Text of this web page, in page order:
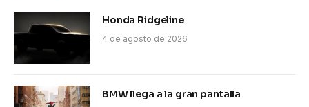
Honda Ridgeline
4 de agosto de 2026
BMW llega a la gran pantalla